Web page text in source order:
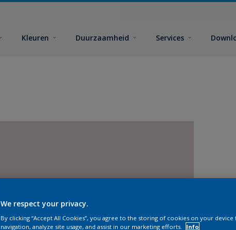
Kleuren Duurzaamheid Services
We respect your privacy.
By clicking “Accept All Cookies”, you agree to the storing of cookies on your device
navigation, analyze site usage, and assist in our marketing efforts.
Info